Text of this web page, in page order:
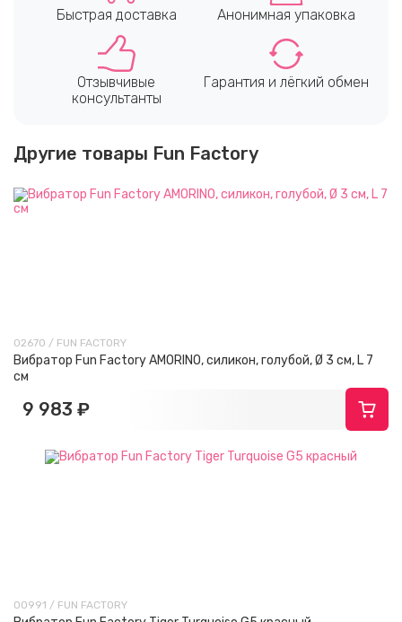
Быстрая доставка Анонимная упаковка
Отзывчивые
консультанты
Гарантия и лёгкий обмен
Другие товары Fun Factory
02670 / FUN FACTORY
Вибратор Fun Factory AMORINO, силикон, голубой, Ø 3 см, L 7
см
9 983 ₽
00991 / FUN FACTORY